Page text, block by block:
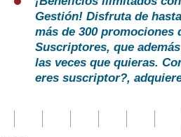
Gestión! Disfruta de
más de 300 promociones
Suscriptores, que
las veces que quieras.
eres suscriptor?,